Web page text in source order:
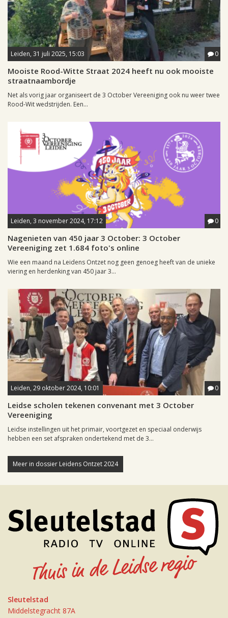
Leiden, 31 juli 2025, 15:03 0
Mooiste Rood-Witte Straat 2024 heeft nu ook mooiste
straatnaambordje
Net als vorig jaar organiseert de 3 October Vereeniging ook nu weer twee
Rood-Wit wedstrijden. Een...
Leiden, 3 november 2024, 17:12 0
Nagenieten van 450 jaar 3 October: 3 October
Vereeniging zet 1.684 foto's online
Wie een maand na Leidens Ontzet nog geen genoeg heeft van de unieke
viering en herdenking van 450 jaar 3...
Leiden, 29 oktober 2024, 10:01 0
Leidse scholen tekenen convenant met 3 October
Vereeniging
Leidse instellingen uit het primair, voortgezet en speciaal onderwijs
hebben een set afspraken ondertekend met de 3...
Meer in dossier Leidens Ontzet 2024
Sleutelstad
Middelstegracht 87A